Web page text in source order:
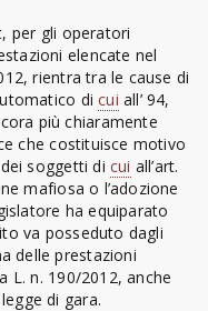
per gli operatori
elencate nel
rientra tra le cause di
dicui all’ 94,
più chiaramente
che costituisce motivo
soggetti di cui all’art.
mafiosa o l’adozione
ha equiparato
va posseduto dagli
delle prestazioni
L. n. 190/2012, anche
di gara.